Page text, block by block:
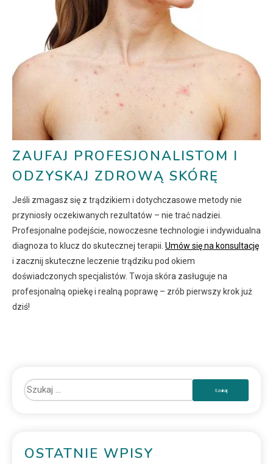
ZAUFAJ PROFESJONALISTOM I
ODZYSKAJ ZDROWĄ SKÓRĘ
Jeśli zmagasz się z trądzikiem i dotychczasowe metody nie
przyniosły oczekiwanych rezultatów – nie trać nadziei.
Profesjonalne podejście, nowoczesne technologie i indywidualna
diagnoza to klucz do skutecznej terapii. Umów się na konsultację
i zacznij skuteczne leczenie trądziku pod okiem
doświadczonych specjalistów. Twoja skóra zasługuje na
profesjonalną opiekę i realną poprawę – zrób pierwszy krok już
dziś!
OSTATNIE WPISY